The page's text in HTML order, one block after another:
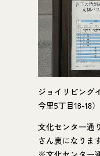
ジョイリビング
今里5丁目18-18）
文化センター通
さん裏になりま